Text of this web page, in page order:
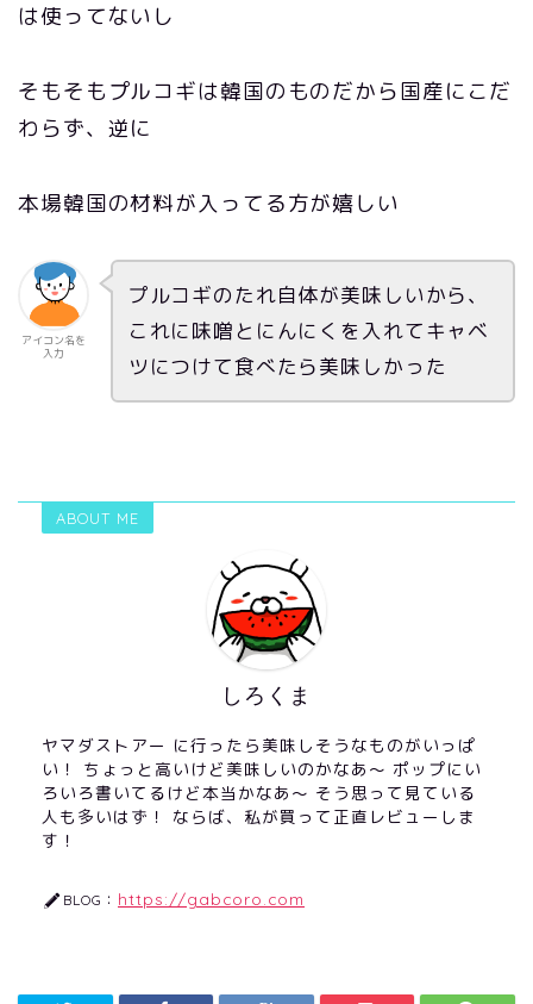
は使ってないし
そもそもプルコギは韓国のものだから国産にこだ
わらず、逆に
本場韓国の材料が入ってる方が嬉しい
アイコン名を
入力
プルコギのたれ自体が美味しいから、
これに味噌とにんにくを入れてキャベ
ツにつけて食べたら美味しかった
ABOUT ME
しろくま
ヤマダストアー に行ったら美味しそうなものがいっぱ
い！ ちょっと高いけど美味しいのかなあ〜 ポップにい
ろいろ書いてるけど本当かなあ〜 そう思って見ている
人も多いはず！ ならば、私が買って正直レビューしま
す！
BLOG： https://gabcoro.com